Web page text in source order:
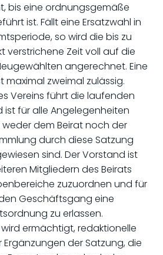
bis eine ordnungsgemäße
ist. Fällt eine Ersatzwahl in
so wird die bis zu
verstrichene Zeit voll auf die
angerechnet. Eine
maximal zweimal zulässig.
Vereins führt die laufenden
für alle Angelegenheiten
dem Beirat noch der
durch diese Satzung
sind. Der Vorstand ist
Mitgliedern des Beirats
zuzuordnen und für
Geschäftsgang eine
zu erlassen.
ermächtigt, redaktionelle
der Satzung, die